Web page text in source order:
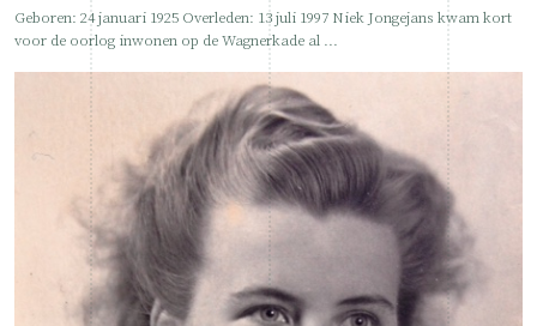
Geboren: 24 januari 1925 Overleden: 13 juli 1997 Niek Jongejans kwam kort
voor de oorlog inwonen op de Wagnerkade al ...